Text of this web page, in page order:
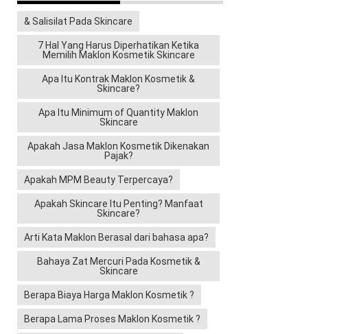
& Salisilat Pada Skincare
7 Hal Yang Harus Diperhatikan Ketika
Memilih Maklon Kosmetik Skincare
Apa Itu Kontrak Maklon Kosmetik &
Skincare?
Apa Itu Minimum of Quantity Maklon
Skincare
Apakah Jasa Maklon Kosmetik Dikenakan
Pajak?
Apakah MPM Beauty Terpercaya?
Apakah Skincare Itu Penting? Manfaat
Skincare?
Arti Kata Maklon Berasal dari bahasa apa?
Bahaya Zat Mercuri Pada Kosmetik &
Skincare
Berapa Biaya Harga Maklon Kosmetik ?
Berapa Lama Proses Maklon Kosmetik ?